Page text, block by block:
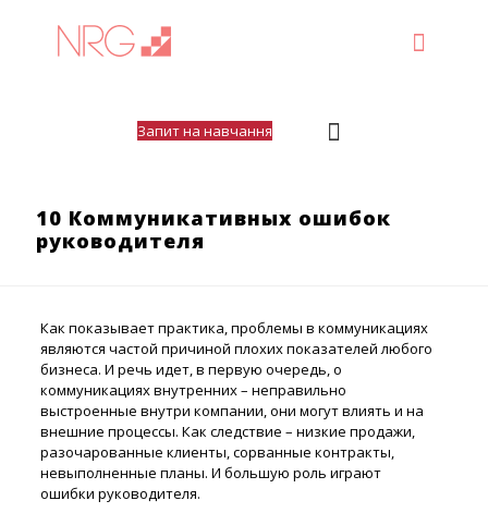
Запит на навчання
10 Коммуникативных ошибок
руководителя
Как показывает практика, проблемы в коммуникациях
являются частой причиной плохих показателей любого
бизнеса. И речь идет, в первую очередь, о
коммуникациях внутренних – неправильно
выстроенные внутри компании, они могут влиять и на
внешние процессы. Как следствие – низкие продажи,
разочарованные клиенты, сорванные контракты,
невыполненные планы. И большую роль играют
ошибки руководителя.